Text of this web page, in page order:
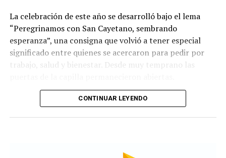
La celebración de este año se desarrolló bajo el lema
“Peregrinamos con San Cayetano, sembrando
esperanza”, una consigna que volvió a tener especial
significado entre quienes se acercaron para pedir por
trabajo, salud y bienestar. Desde muy temprano las
La imagen del santo salió del santuario de Moreno al
CONTINUAR LEYENDO